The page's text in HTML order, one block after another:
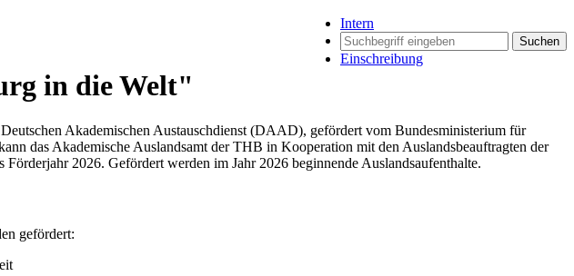
Intern
Suchen
Einschreibung
in die Welt"
Akademischen Austauschdienst (DAAD), gefördert vom Bundesministerium für
das Akademische Auslandsamt der THB in Kooperation mit den Auslandsbeauftragten der
2026. Gefördert werden im Jahr 2026 beginnende Auslandsaufenthalte.
gefördert: